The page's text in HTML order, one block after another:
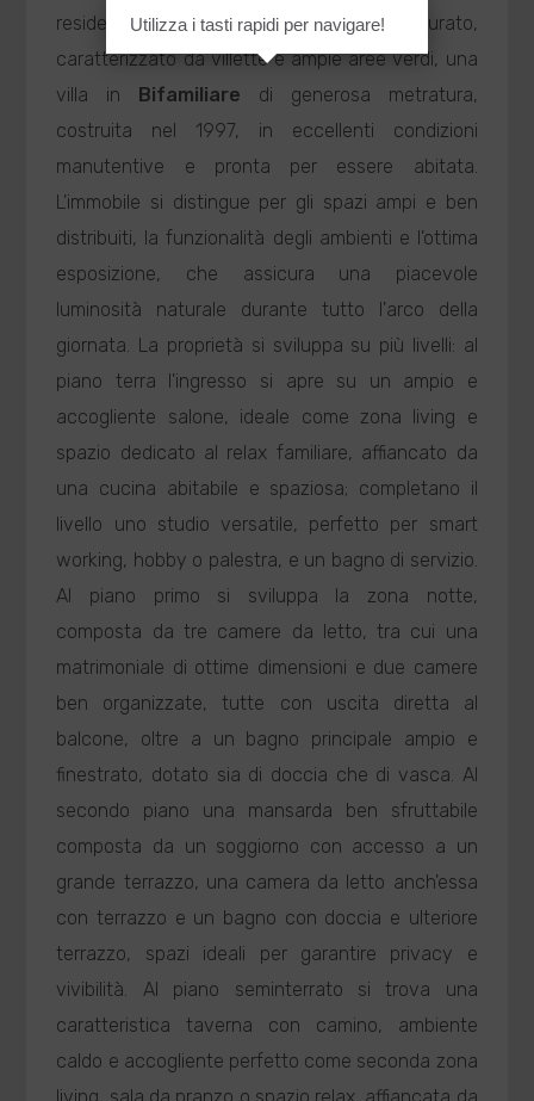
residenziale tranquillo e ben curato,
caratterizzato da villette e ampie aree verdi, una
villa in Bifamiliare di generosa metratura,
costruita nel 1997, in eccellenti condizioni
manutentive e pronta per essere abitata.
L'immobile si distingue per gli spazi ampi e ben
distribuiti, la funzionalità degli ambienti e l'ottima
esposizione, che assicura una piacevole
luminosità naturale durante tutto l'arco della
giornata. La proprietà si sviluppa su più livelli: al
piano terra l'ingresso si apre su un ampio e
accogliente salone, ideale come zona living e
spazio dedicato al relax familiare, affiancato da
una cucina abitabile e spaziosa; completano il
livello uno studio versatile, perfetto per smart
working, hobby o palestra, e un bagno di servizio.
Al piano primo si sviluppa la zona notte,
composta da tre camere da letto, tra cui una
matrimoniale di ottime dimensioni e due camere
ben organizzate, tutte con uscita diretta al
balcone, oltre a un bagno principale ampio e
finestrato, dotato sia di doccia che di vasca. Al
secondo piano una mansarda ben sfruttabile
composta da un soggiorno con accesso a un
grande terrazzo, una camera da letto anch'essa
con terrazzo e un bagno con doccia e ulteriore
terrazzo, spazi ideali per garantire privacy e
vivibilità. Al piano seminterrato si trova una
caratteristica taverna con camino, ambiente
caldo e accogliente perfetto come seconda zona
Utilizza i tasti rapidi per navigare!